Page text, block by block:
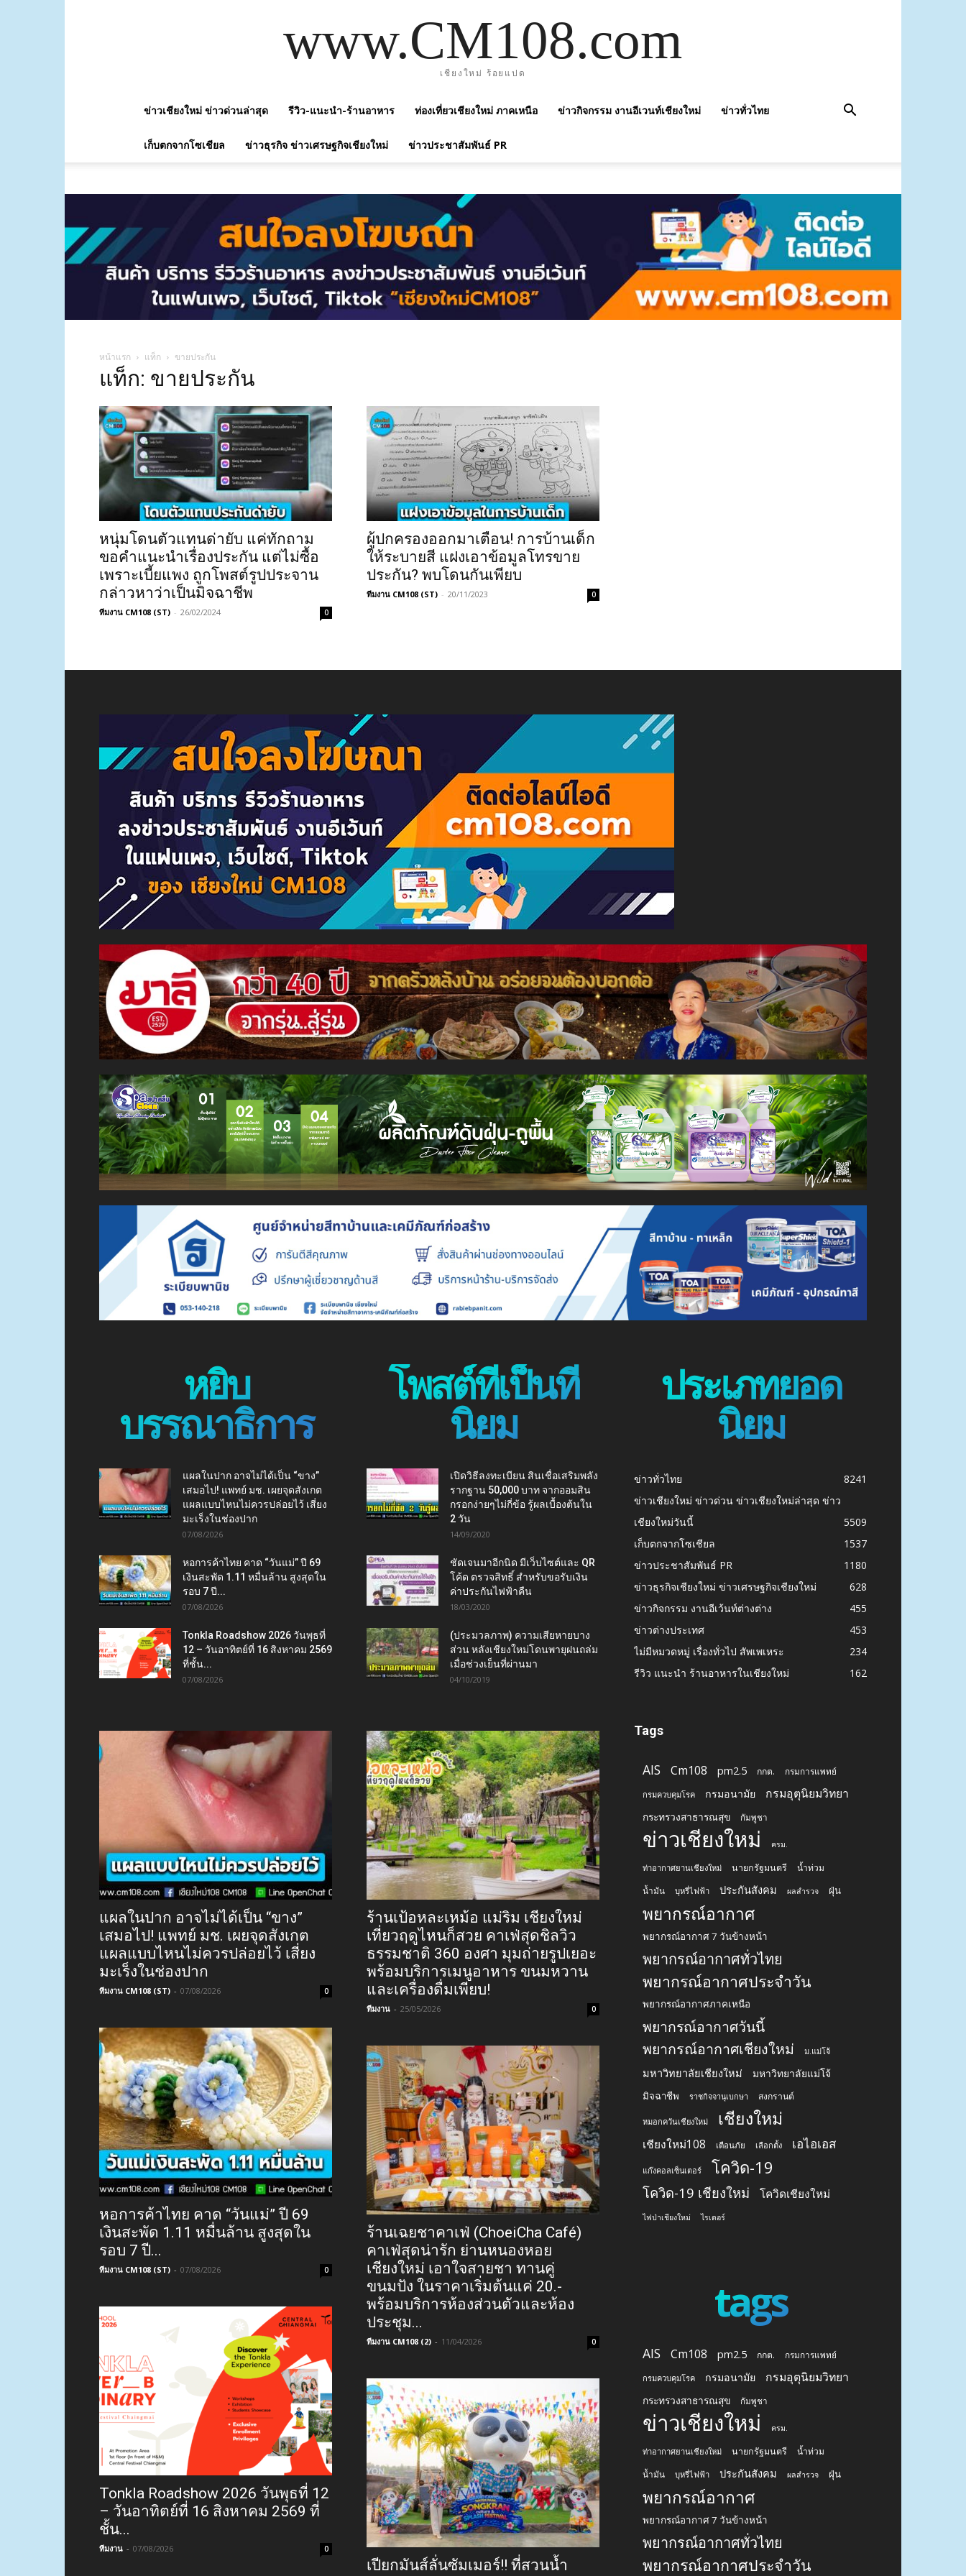
www.CM108.com
เชียงใหม่ ร้อยแปด
ข่าวเชียงใหม่ ข่าวด่วนล่าสุด รีวิว-แนะนำ-ร้านอาหาร ท่องเที่ยวเชียงใหม่ ภาคเหนือ ข่าวกิจกรรม งานอีเวนท์เชียงใหม่ ข่าวทั่วไทย
เก็บตกจากโซเชียล ข่าวธุรกิจ ข่าวเศรษฐกิจเชียงใหม่ ข่าวประชาสัมพันธ์ PR
หน้าแรก แท็ก ขายประกัน
แท็ก: ขายประกัน
หนุ่มโดนตัวแทนด่ายับ แค่ทักถาม
ขอคำแนะนำเรื่องประกัน แต่ไม่ซื้อ
เพราะเบี้ยแพง ถูกโพสต์รูปประจาน
กล่าวหาว่าเป็นมิจฉาชีพ
ทีมงาน CM108 (ST) - 26/02/2024 0
ผู้ปกครองออกมาเตือน! การบ้านเด็ก
ให้ระบายสี แฝงเอาข้อมูลโทรขาย
ประกัน? พบโดนกันเพียบ
ทีมงาน CM108 (ST) - 20/11/2023 0
หยิบ
บรรณาธิการ
แผลในปาก อาจไม่ได้เป็น “ขาง”
เสมอไป! แพทย์ มช. เผยจุดสังเกต
แผลแบบไหนไม่ควรปล่อยไว้ เสี่ยง
มะเร็งในช่องปาก
07/08/2026
หอการค้าไทย คาด “วันแม่” ปี 69
เงินสะพัด 1.11 หมื่นล้าน สูงสุดใน
รอบ 7 ปี...
07/08/2026
Tonkla Roadshow 2026 วันพุธที่
12 – วันอาทิตย์ที่ 16 สิงหาคม 2569
ที่ชั้น...
07/08/2026
แผลในปาก อาจไม่ได้เป็น “ขาง”
เสมอไป! แพทย์ มช. เผยจุดสังเกต
แผลแบบไหนไม่ควรปล่อยไว้ เสี่ยง
มะเร็งในช่องปาก
ทีมงาน CM108 (ST) - 07/08/2026 0
หอการค้าไทย คาด “วันแม่” ปี 69
เงินสะพัด 1.11 หมื่นล้าน สูงสุดใน
รอบ 7 ปี...
ทีมงาน CM108 (ST) - 07/08/2026 0
Tonkla Roadshow 2026 วันพุธที่ 12
– วันอาทิตย์ที่ 16 สิงหาคม 2569 ที่
ชั้น...
ทีมงาน - 07/08/2026 0
โพสต์ที่เป็นที่
นิยม
เปิดวิธีลงทะเบียน สินเชื่อเสริมพลัง
รากฐาน 50,000 บาท จากออมสิน
กรอกง่ายๆไม่กี่ข้อ รู้ผลเบื้องต้นใน
2 วัน
14/09/2020
ชัดเจนมาอีกนิด มีเว็บไซต์และ QR
โค้ด ตรวจสิทธิ์ สำหรับขอรับเงิน
ค่าประกันไฟฟ้าคืน
18/03/2020
(ประมวลภาพ) ความเสียหายบาง
ส่วน หลังเชียงใหม่โดนพายุฝนถล่ม
เมื่อช่วงเย็นที่ผ่านมา
04/10/2019
ร้านเป้อหละเหม้อ แม่ริม เชียงใหม่
เที่ยวฤดูไหนก็สวย คาเฟ่สุดชิลวิว
ธรรมชาติ 360 องศา มุมถ่ายรูปเยอะ
พร้อมบริการเมนูอาหาร ขนมหวาน
และเครื่องดื่มเพียบ!
ทีมงาน - 25/05/2026 0
ร้านเฉยชาคาเฟ่ (ChoeiCha Café)
คาเฟ่สุดน่ารัก ย่านหนองหอย
เชียงใหม่ เอาใจสายชา ทานคู่
ขนมปัง ในราคาเริ่มต้นแค่ 20.-
พร้อมบริการห้องส่วนตัวและห้อง
ประชุม...
ทีมงาน CM108 (2) - 11/04/2026 0
เปียกมันส์ลั่นซัมเมอร์!! ที่สวนน้ำ
ประเภทยอด
นิยม
ข่าวทั่วไทย
8241
ข่าวเชียงใหม่ ข่าวด่วน ข่าวเชียงใหม่ล่าสุด ข่าว
เชียงใหม่วันนี้
5509
เก็บตกจากโซเชียล
1537
ข่าวประชาสัมพันธ์ PR
1180
ข่าวธุรกิจเชียงใหม่ ข่าวเศรษฐกิจเชียงใหม่
628
ข่าวกิจกรรม งานอีเว้นท์ต่างต่าง
455
ข่าวต่างประเทศ
453
ไม่มีหมวดหมู่ เรื่องทั่วไป สัพเพเหระ
234
รีวิว แนะนำ ร้านอาหารในเชียงใหม่
162
Tags
AIS Cm108 pm2.5 กกต. กรมการแพทย์
กรมควบคุมโรค กรมอนามัย กรมอุตุนิยมวิทยา
กระทรวงสาธารณสุข กัมพูชา
ข่าวเชียงใหม่ ครม.
ท่าอากาศยานเชียงใหม่ นายกรัฐมนตรี น้ำท่วม
น้ำมัน บุหรี่ไฟฟ้า ประกันสังคม ผลสำรวจ ฝุ่น
พยากรณ์อากาศ
พยากรณ์อากาศ 7 วันข้างหน้า
พยากรณ์อากาศทั่วไทย
พยากรณ์อากาศประจำวัน
พยากรณ์อากาศภาคเหนือ
พยากรณ์อากาศวันนี้
พยากรณ์อากาศเชียงใหม่
ม.แม่โจ้
มหาวิทยาลัยเชียงใหม่ มหาวิทยาลัยแม่โจ้
มิจฉาชีพ ราชกิจจานุเบกษา สงกรานต์
หมอกควันเชียงใหม่ เชียงใหม่
เชียงใหม่108 เตือนภัย เลือกตั้ง เอไอเอส
แก๊งคอลเซ็นเตอร์ โควิด-19
โควิด-19 เชียงใหม่ โควิดเชียงใหม่
ไฟป่าเชียงใหม่ ไรเดอร์
tags
AIS Cm108 pm2.5 กกต. กรมการแพทย์
กรมควบคุมโรค กรมอนามัย กรมอุตุนิยมวิทยา
กระทรวงสาธารณสุข กัมพูชา
ข่าวเชียงใหม่ ครม.
ท่าอากาศยานเชียงใหม่ นายกรัฐมนตรี น้ำท่วม
น้ำมัน บุหรี่ไฟฟ้า ประกันสังคม ผลสำรวจ ฝุ่น
พยากรณ์อากาศ
พยากรณ์อากาศ 7 วันข้างหน้า
พยากรณ์อากาศทั่วไทย
พยากรณ์อากาศประจำวัน